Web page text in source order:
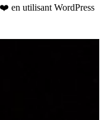
en utilisant WordPress